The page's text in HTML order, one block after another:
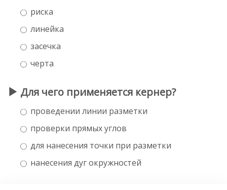
риска
линейка
засечка
черта
Для чего применяется кернер?
проведении линии разметки
проверки прямых углов
для нанесения точки при разметки
нанесения дуг окружностей